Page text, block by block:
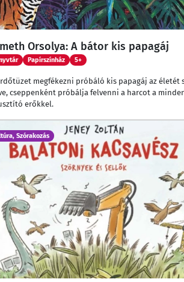
Orsolya: A bátor kis papagáj
Papírszínház 5+
megfékezni próbáló kis papagáj az életét
cseppenként próbálja felvenni a harcot a
erőkkel.
Szórakozás